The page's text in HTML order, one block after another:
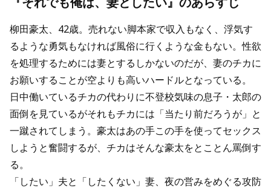
柳田豪太、42歳。売れない脚本家で収入もなく、浮気す
るような勇気もなければ風俗に行くような金もない。性欲
を処理するためには妻とするしかないのだが、妻のチカに
お願いすることが空よりも高いハードルとなっている。
日中働いているチカの代わりに不登校気味の息子・太郎の
面倒を見ているがそれもチカには「当たり前だろうが」と
一蹴されてしまう。豪太はあの手この手を使ってセックス
しようと奮闘するが、チカはそんな豪太をとことん罵倒す
る。
「したい」夫と「したくない」妻、夜の営みをめぐる攻防